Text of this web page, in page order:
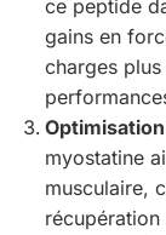
ce peptide
gains en
charges
myostatine
musculaire,
récupération